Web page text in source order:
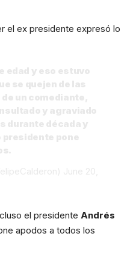
el ex presidente expresó lo
el presidente Andrés
apodos a todos los